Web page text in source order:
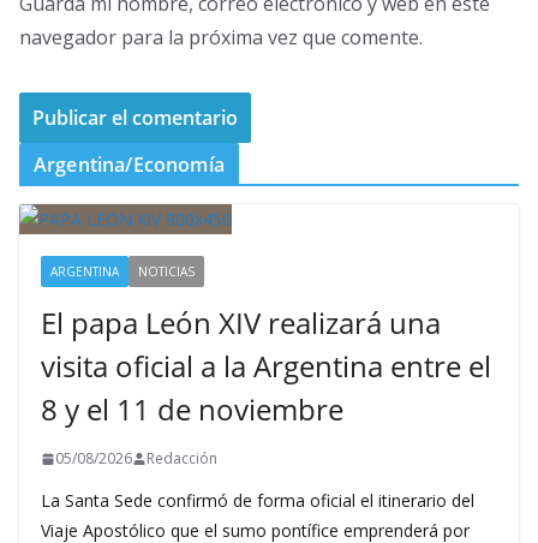
navegador para la próxima vez que comente.
Argentina/Economía
ARGENTINA NOTICIAS
El papa León XIV realizará una
visita oficial a la Argentina entre el
8 y el 11 de noviembre
05/08/2026 Redacción
La Santa Sede confirmó de forma oficial el itinerario del
Viaje Apostólico que el sumo pontífice emprenderá por